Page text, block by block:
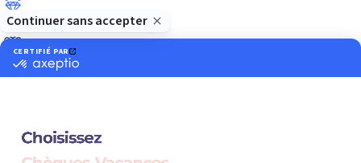
Luxe
Neige